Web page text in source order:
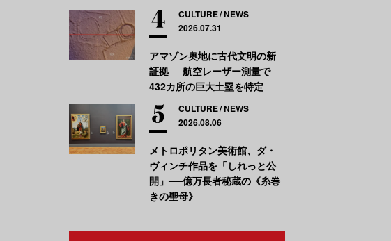
CULTURE NEWS
2026.07.31
アマゾン奥地に古代文明の新
証拠──航空レーザー測量で
432カ所の巨大土塁を特定
CULTURE NEWS
2026.08.06
メトロポリタン美術館、ダ・
ヴィンチ作品を「しれっと公
開」──億万長者秘蔵の《糸巻
きの聖母》